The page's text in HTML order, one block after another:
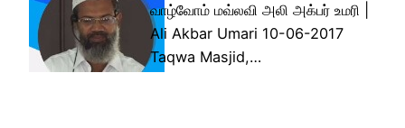
வாழ்வோம் மவ்லவி அலி அக்பர் உமரி |
Ali Akbar Umari 10-06-2017
Taqwa Masjid,…